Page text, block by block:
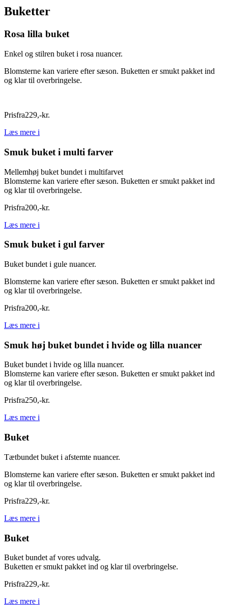
Buketter
Rosa lilla buket
Enkel og stilren buket i rosa nuancer.
Blomsterne kan variere efter sæson. Buketten er smukt pakket ind
og klar til overbringelse.
Prisfra229,-kr.
Læs mere i
Smuk buket i multi farver
Mellemhøj buket bundet i multifarvet
Blomsterne kan variere efter sæson. Buketten er smukt pakket ind
og klar til overbringelse.
Prisfra200,-kr.
Læs mere i
Smuk buket i gul farver
Buket bundet i gule nuancer.
Blomsterne kan variere efter sæson. Buketten er smukt pakket ind
og klar til overbringelse.
Prisfra200,-kr.
Læs mere i
Smuk høj buket bundet i hvide og lilla nuancer
Buket bundet i hvide og lilla nuancer.
Blomsterne kan variere efter sæson. Buketten er smukt pakket ind
og klar til overbringelse.
Prisfra250,-kr.
Læs mere i
Buket
Tætbundet buket i afstemte nuancer.
Blomsterne kan variere efter sæson. Buketten er smukt pakket ind
og klar til overbringelse.
Prisfra229,-kr.
Læs mere i
Buket
Buket bundet af vores udvalg.
Buketten er smukt pakket ind og klar til overbringelse.
Prisfra229,-kr.
Læs mere i